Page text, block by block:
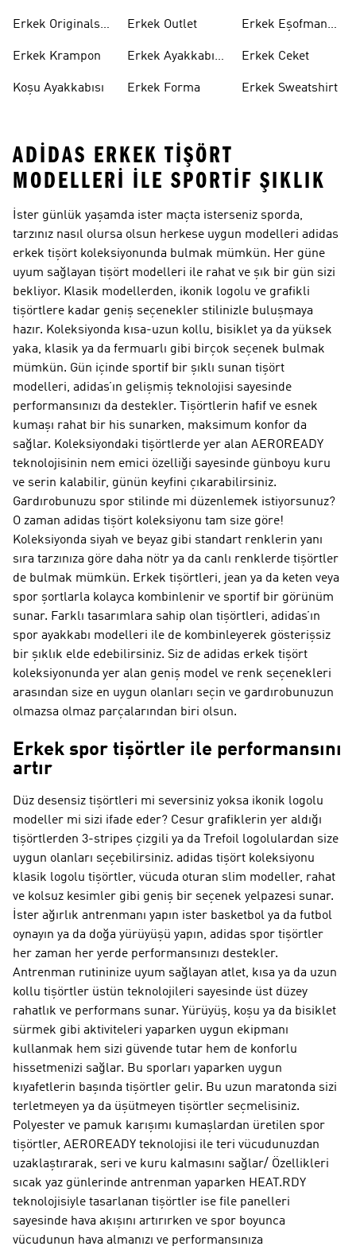
Erkek Originals
Erkek Krampon
Koşu Ayakkabısı
Erkek Outlet
Erkek Ayakkabı
Erkek Forma
Erkek Eşofman
Erkek Ceket
Erkek Sweatshirt
ADIDAS ERKEK TIŞÖRT
MODELLERI ILE SPORTIF ŞIKLIK
İster günlük yaşamda ister maçta isterseniz sporda,
tarzınız nasıl olursa olsun herkese uygun modelleri adidas
erkek tişört koleksiyonunda bulmak mümkün. Her güne
uyum sağlayan tişört modelleri ile rahat ve şık bir gün sizi
bekliyor. Klasik modellerden, ikonik logolu ve grafikli
tişörtlere kadar geniş seçenekler stilinizle buluşmaya
hazır. Koleksiyonda kısa-uzun kollu, bisiklet ya da yüksek
yaka, klasik ya da fermuarlı gibi birçok seçenek bulmak
mümkün. Gün içinde sportif bir şıklı sunan tişört
modelleri, adidas’ın gelişmiş teknolojisi sayesinde
performansınızı da destekler. Tişörtlerin hafif ve esnek
kumaşı rahat bir his sunarken, maksimum konfor da
sağlar. Koleksiyondaki tişörtlerde yer alan AEROREADY
teknolojisinin nem emici özelliği sayesinde günboyu kuru
ve serin kalabilir, günün keyfini çıkarabilirsiniz.
Gardırobunuzu spor stilinde mi düzenlemek istiyorsunuz?
O zaman adidas tişört koleksiyonu tam size göre!
Koleksiyonda siyah ve beyaz gibi standart renklerin yanı
sıra tarzınıza göre daha nötr ya da canlı renklerde tişörtler
de bulmak mümkün. Erkek tişörtleri, jean ya da keten veya
spor şortlarla kolayca kombinlenir ve sportif bir görünüm
sunar. Farklı tasarımlara sahip olan tişörtleri, adidas’ın
spor ayakkabı modelleri ile de kombinleyerek gösterişsiz
bir şıklık elde edebilirsiniz. Siz de adidas erkek tişört
koleksiyonunda yer alan geniş model ve renk seçenekleri
arasından size en uygun olanları seçin ve gardırobunuzun
olmazsa olmaz parçalarından biri olsun.
Erkek spor tişörtler ile performansını
artır
Düz desensiz tişörtleri mi seversiniz yoksa ikonik logolu
modeller mi sizi ifade eder? Cesur grafiklerin yer aldığı
tişörtlerden 3-stripes çizgili ya da Trefoil logolulardan size
uygun olanları seçebilirsiniz. adidas tişört koleksiyonu
klasik logolu tişörtler, vücuda oturan slim modeller, rahat
ve kolsuz kesimler gibi geniş bir seçenek yelpazesi sunar.
İster ağırlık antrenmanı yapın ister basketbol ya da futbol
oynayın ya da doğa yürüyüşü yapın, adidas spor tişörtler
her zaman her yerde performansınızı destekler.
Antrenman rutininize uyum sağlayan atlet, kısa ya da uzun
kollu tişörtler üstün teknolojileri sayesinde üst düzey
rahatlık ve performans sunar. Yürüyüş, koşu ya da bisiklet
sürmek gibi aktiviteleri yaparken uygun ekipmanı
kullanmak hem sizi güvende tutar hem de konforlu
hissetmenizi sağlar. Bu sporları yaparken uygun
kıyafetlerin başında tişörtler gelir. Bu uzun maratonda sizi
terletmeyen ya da üşütmeyen tişörtler seçmelisiniz.
Polyester ve pamuk karışımı kumaşlardan üretilen spor
tişörtler, AEROREADY teknolojisi ile teri vücudunuzdan
uzaklaştırarak, seri ve kuru kalmasını sağlar/ Özellikleri
sıcak yaz günlerinde antrenman yaparken HEAT.RDY
teknolojisiyle tasarlanan tişörtler ise file panelleri
sayesinde hava akışını artırırken ve spor boyunca
vücudunun hava almanızı ve performansınıza